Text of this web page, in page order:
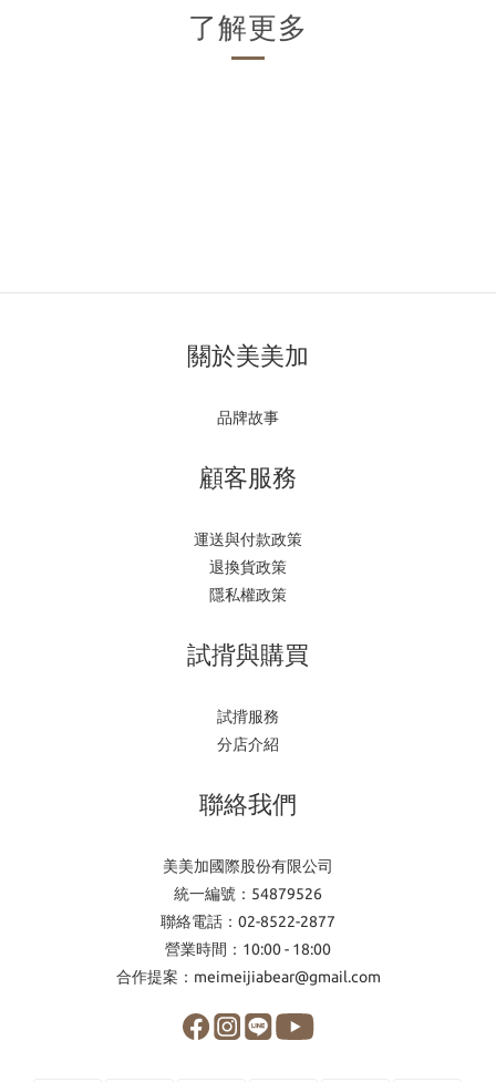
了解更多
關於美美加
品牌故事
顧客服務
運送與付款政策
退換貨政策
隱私權政策
試揹與購買
試揹服務
分店介紹
聯絡我們
美美加國際股份有限公司
統一編號：54879526
聯絡電話：02-8522-2877
營業時間：10:00 - 18:00
合作提案：meimeijiabear@gmail.com